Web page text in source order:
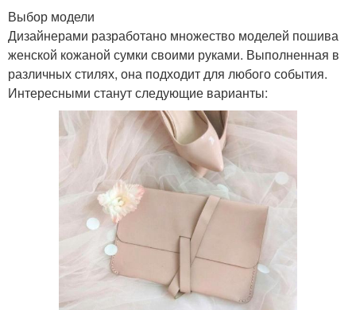
Выбор модели
Дизайнерами разработано множество моделей пошива
женской кожаной сумки своими руками. Выполненная в
различных стилях, она подходит для любого события.
Интересными станут следующие варианты: